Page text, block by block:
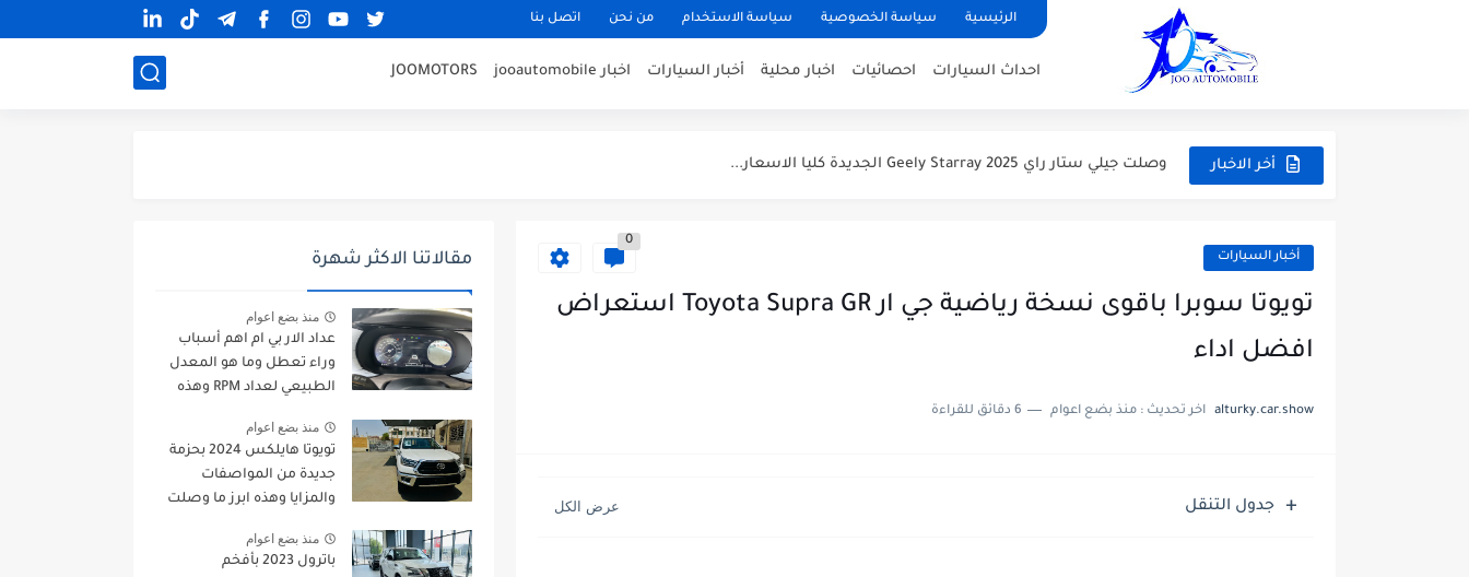
الرئيسية سياسة الخصوصية سياسة الاستخدام من نحن اتصل بنا
احداث السيارات احصائيات اخبار محلية أخبار السيارات اخبار jooautomobile JOOMOTORS
أخر الاخبار
سيارة سيدان جيلي امجراند 2026 Geely Emgrand اخر التحديثات بالاسعار...
وصلت جيلي ستار راي Geely Starray 2025 الجديدة كليا الاسعار...
سيارة تويوتا GR86 2025 الاسطورة الرياضية الاسعار والمواصفات
أخبار السيارات
0
تويوتا سوبرا باقوى نسخة رياضية جي ار Toyota Supra GR استعراض
افضل اداء
alturky.car.show اخر تحديث : منذ بضع اعوام 6 دقائق للقراءة
جدول التنقل
مقالاتنا الاكثر شهرة
منذ بضع اعوام
عداد الار بي ام اهم أسباب
وراء تعطل وما هو المعدل
الطبيعي لعداد RPM وهذه
منذ بضع اعوام
تويوتا هايلكس 2024 بحزمة
جديدة من المواصفات
والمزايا وهذه ابرز ما وصلت
منذ بضع اعوام
باترول 2023 بأفخم